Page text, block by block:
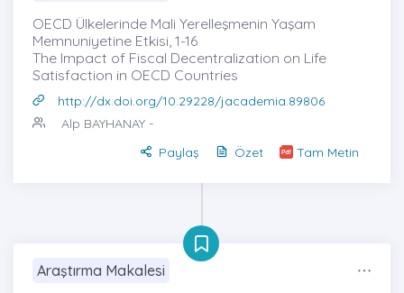
OECD Ülkelerinde Mali Yerelleşmenin Yaşam
Memnuniyetine Etkisi, 1-16
The Impact of Fiscal Decentralization on Life
Satisfaction in OECD Countries
http://dx.doi.org/10.29228/jacademia.89806
Alp BAYHANAY -
Paylaş
Özet Tam Metin
Araştırma Makalesi